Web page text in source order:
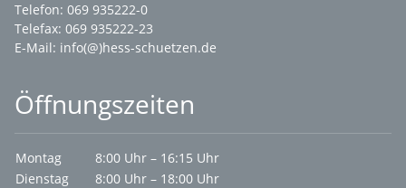
Telefon: 069 935222-0
Telefax: 069 935222-23
E-Mail: info(@)hess-schuetzen.de
Öffnungszeiten
Montag
8:00 Uhr – 16:15 Uhr
Dienstag
8:00 Uhr – 18:00 Uhr